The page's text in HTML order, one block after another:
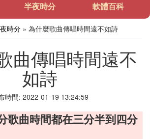
半夜時分 軟體百科
時分 » 為什麼歌曲傳唱時間遠不如詩
曲傳唱時間遠不
如詩
時間: 2022-01-19 13:24:59
歌曲時間都在三分半到四分